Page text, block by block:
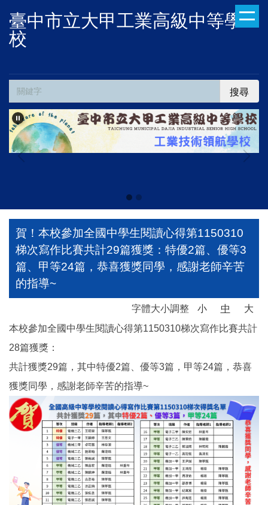
到
主
容
臺中市立大甲工業高級中等學
校
搜尋
賀！本校參加全國中學生閱讀心得第1150310
梯次寫作比賽共計29篇獲獎：特優2篇、優等3
篇、甲等24篇，恭喜獲獎同學，感謝老師辛苦
的指導~
字體大小調整 小 中
大
本校參加全國中學生閱讀心得第1150310梯次寫作比賽共計
28篇獲獎：
共計獲獎29篇，其中特優2篇、優等3篇，甲等24篇，恭喜
獲獎同學，感謝老師辛苦的指導~